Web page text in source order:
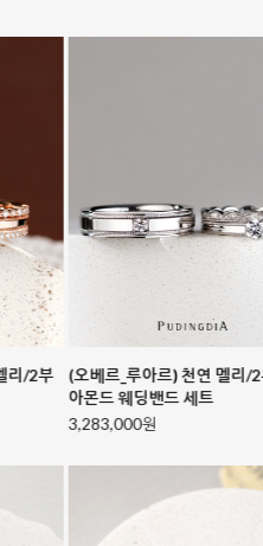
(아르키) 다이아몬드 웨딩밴드 세트
3,163,000원